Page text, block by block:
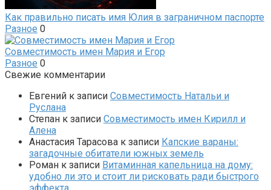
Как правильно писать имя Юлия в заграничном паспорте
Разное 0
Совместимость имен Мария и Егор
Разное 0
Свежие комментарии
Евгений к записи Совместимость Натальи и
Руслана
Степан к записи Совместимость имен Кирилл и
Алена
Анастасия Тарасова к записи Капские вараны:
загадочные обитатели южных земель
Роман к записи Витаминная капельница на дому:
удобно ли это и стоит ли рисковать ради быстрого